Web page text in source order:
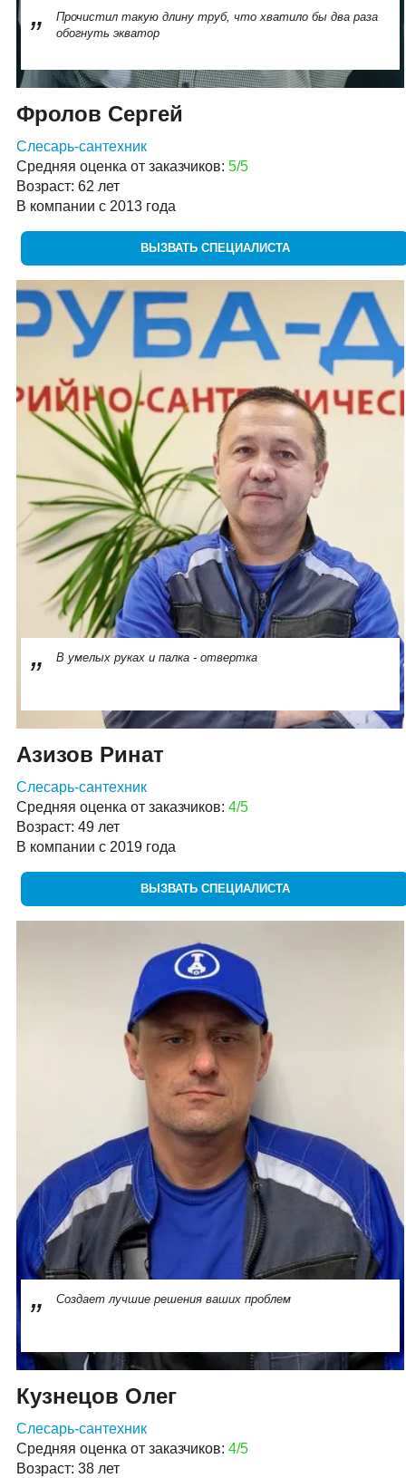
Прочистил такую длину труб, что хватило бы два раза
обогнуть экватор
Фролов Сергей
Слесарь-сантехник
Средняя оценка от заказчиков: 5/5
Возраст: 62 лет
В компании с 2013 года
ВЫЗВАТЬ СПЕЦИАЛИСТА
В умелых руках и палка - отвертка
Азизов Ринат
Слесарь-сантехник
Средняя оценка от заказчиков: 4/5
Возраст: 49 лет
В компании с 2019 года
ВЫЗВАТЬ СПЕЦИАЛИСТА
Создает лучшие решения ваших проблем
Кузнецов Олег
Слесарь-сантехник
Средняя оценка от заказчиков: 4/5
Возраст: 38 лет